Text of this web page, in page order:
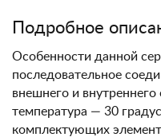
Подробное
Особенности данной
последовательное
внешнего и
температура — 30
комплектующих